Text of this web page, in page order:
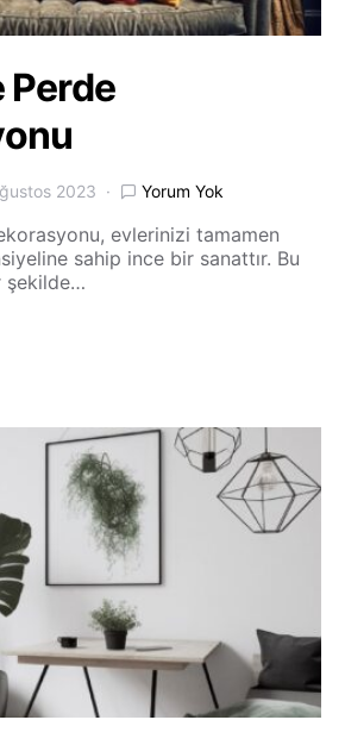
Perde
2023 Yorum Yok
evlerinizi tamamen
sahip ince bir sanattır. Bu
şekilde…